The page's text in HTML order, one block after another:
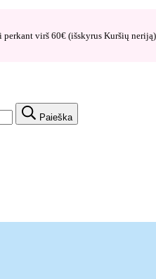
virš 60€ (išskyrus Kuršių neriją).
Paieška